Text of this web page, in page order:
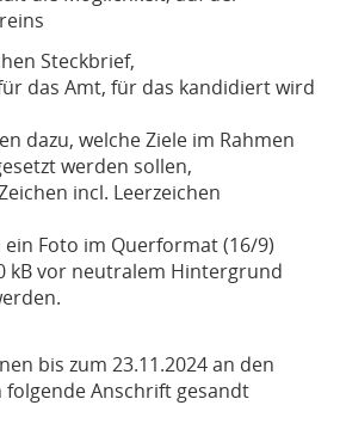
Steckbrief,
das Amt, für das kandidiert wird
dazu, welche Ziele im Rahmen
werden sollen,
incl. Leerzeichen
ein Foto im Querformat (16/9)
kB vor neutralem Hintergrund
bis zum 23.11.2024 an den
folgende Anschrift gesandt